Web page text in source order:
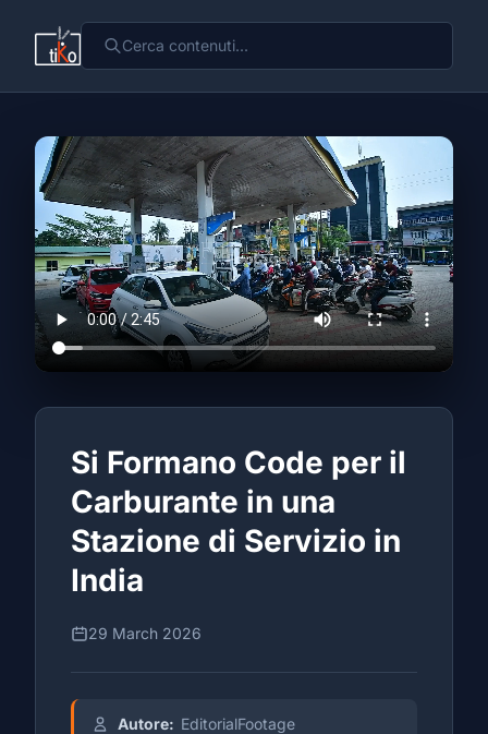
Si Formano Code per il
Carburante in una
Stazione di Servizio in
India
29 March 2026
Autore: EditorialFootage